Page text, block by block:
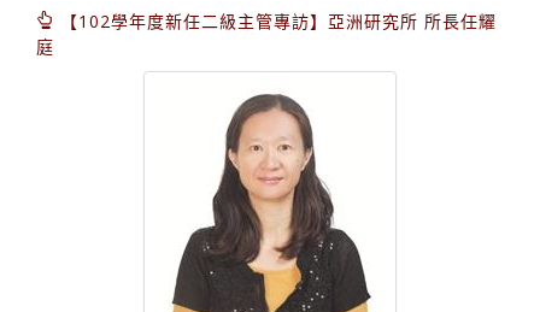
【102學年度新任二級主管專訪】亞洲研究所 所長任耀
庭